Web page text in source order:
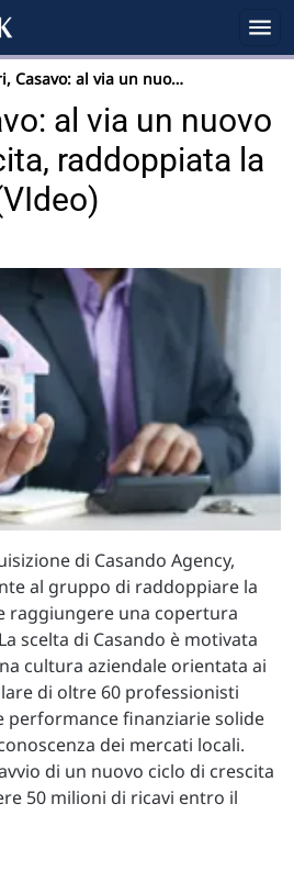
Casavo: al via un nuo…
al via un nuovo
raddoppiata la
di Casando Agency,
al gruppo di raddoppiare la
raggiungere una copertura
scelta di Casando è motivata
cultura aziendale orientata ai
di oltre 60 professionisti
performance finanziarie solide
dei mercati locali.
di un nuovo ciclo di crescita
50 milioni di ricavi entro il